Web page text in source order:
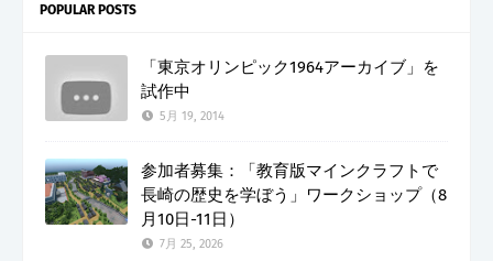
POPULAR POSTS
「東京オリンピック1964アーカイブ」を
試作中
5月 19, 2014
参加者募集：「教育版マインクラフトで
長崎の歴史を学ぼう」ワークショップ（8
月10日-11日）
7月 25, 2026